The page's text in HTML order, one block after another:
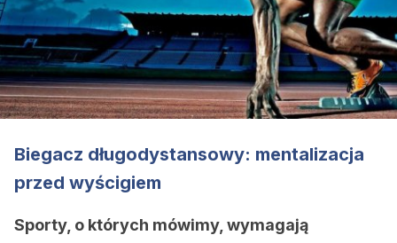
Biegacz długodystansowy: mentalizacja
przed wyścigiem
Sporty, o których mówimy, wymagają